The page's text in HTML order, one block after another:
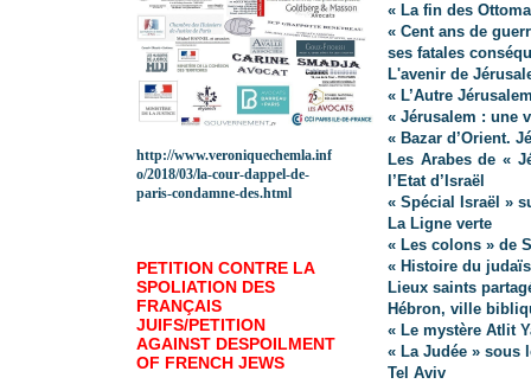
« La fin des
« Cent ans de
ses fatales
L'avenir de
« L’Autre
« Jérusalem : une
« Bazar d’Orient.
Les Arabes de «
l’Etat d’Israël
« Spécial Israël »
La Ligne verte
« Les colons » de
« Histoire du
Lieux saints
Hébron, ville
« Le mystère Atlit
« La Judée » sous
Tel Aviv
http://www.veroniquechemla.inf
o/2018/03/la-cour-dappel-de-
paris-condamne-des.html
PETITION CONTRE LA
SPOLIATION DES
FRANÇAIS
JUIFS/PETITION
AGAINST DESPOILMENT
OF FRENCH JEWS